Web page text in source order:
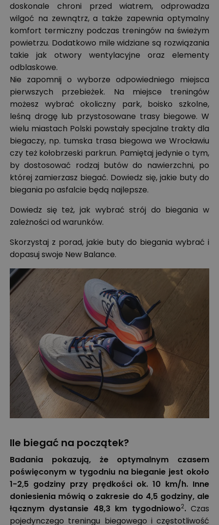
doskonale chroni przed wiatrem, odprowadza
wilgoć na zewnątrz, a także zapewnia optymalny
komfort termiczny podczas treningów na świeżym
powietrzu. Dodatkowo mile widziane są rozwiązania
takie jak otwory wentylacyjne oraz elementy
odblaskowe.
Nie zapomnij o wyborze odpowiedniego miejsca
pierwszych przebieżek. Na miejsce treningów
możesz wybrać okoliczny park, boisko szkolne,
leśną drogę lub przystosowane trasy biegowe. W
wielu miastach Polski powstały specjalne trakty dla
biegaczy, np. tumska trasa biegowa we Wrocławiu
czy też kołobrzeski parkrun. Pamiętaj jedynie o tym,
by dostosować rodzaj butów do nawierzchni, po
której zamierzasz biegać. Dowiedz się, jakie buty do
biegania po asfalcie będą najlepsze.
Dowiedz się też, jak wybrać strój do biegania w
zależności od warunków.
Skorzystaj z porad, jakie buty do biegania wybrać i
dopasuj swoje New Balance.
Ile biegać na początek?
Badania pokazują, że optymalnym czasem
poświęconym w tygodniu na bieganie jest około
1-2,5 godziny przy prędkości ok. 10 km/h. Inne
doniesienia mówią o zakresie do 4,5 godziny, ale
łącznym dystansie 48,3 km tygodniowo2.Czas
pojedynczego treningu biegowego i częstotliwość